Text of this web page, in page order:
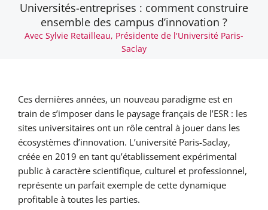
Universités-entreprises : comment construire
ensemble des campus d’innovation ?
Avec Sylvie Retailleau, Présidente de l'Université Paris-
Saclay
Ces dernières années, un nouveau paradigme est en
train de s’imposer dans le paysage français de l’ESR : les
sites universitaires ont un rôle central à jouer dans les
écosystèmes d’innovation. L’université Paris-Saclay,
créée en 2019 en tant qu’établissement expérimental
public à caractère scientifique, culturel et professionnel,
représente un parfait exemple de cette dynamique
profitable à toutes les parties.